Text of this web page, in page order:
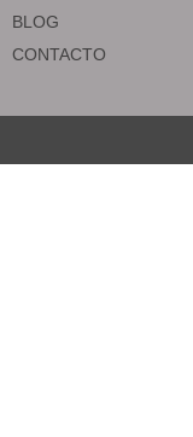
BLOG
CONTACTO